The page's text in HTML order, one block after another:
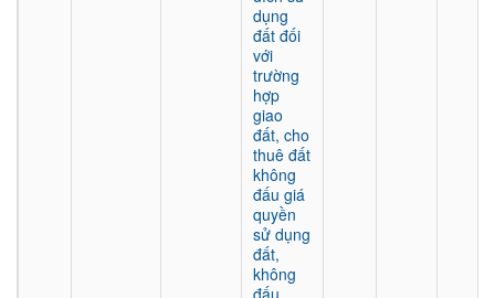
dụng
đất đối
với
trường
hợp
giao
đất, cho
thuê đất
không
đấu giá
quyền
sử dụng
đất,
không
đấu